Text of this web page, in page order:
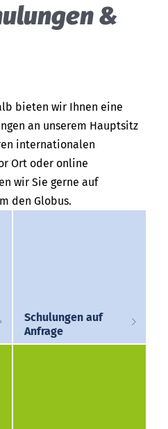
Karriere
Termine
Aktuelles
Downloads
Presse
&
bieten wir Ihnen eine
an unserem Hauptsitz
internationalen
Ort oder online
wir Sie gerne auf
den Globus.
Schulungen auf
Anfrage